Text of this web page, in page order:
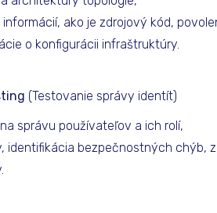
ako je zdrojový kód,
o konfigurácii infraštruktúry.
(Testovanie správy identít)
správu používateľov a ich rolí,
identifikácia bezpečnostných chýb,